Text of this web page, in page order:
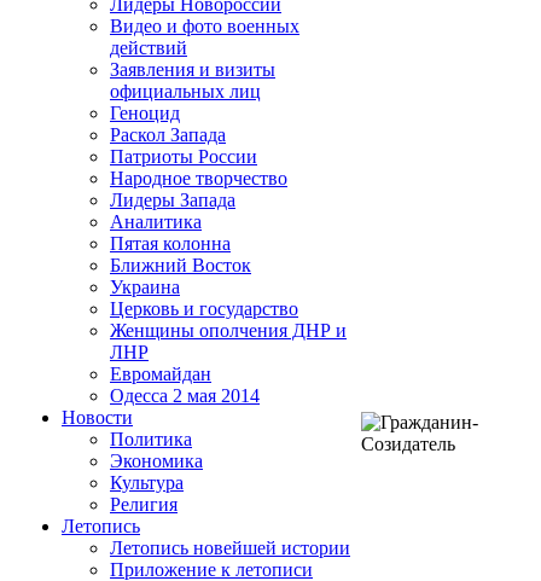
Лидеры Новороссии
Видео и фото военных
действий
Заявления и визиты
официальных лиц
Геноцид
Раскол Запада
Патриоты России
Народное творчество
Лидеры Запада
Аналитика
Пятая колонна
Ближний Восток
Украина
Церковь и государство
Женщины ополчения ДНР и
ЛНР
Евромайдан
Одесса 2 мая 2014
Новости
Политика
Экономика
Культура
Религия
Летопись
Летопись новейшей истории
Приложение к летописи